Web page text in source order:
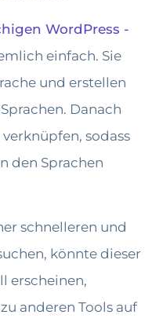
WordPress -
einfach. Sie
und erstellen
Danach
sodass
den Sprachen
schnelleren und
könnte dieser
erscheinen,
anderen Tools auf